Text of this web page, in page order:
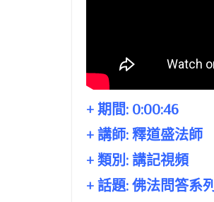
+ 期間: 0:00:46
+ 講師: 釋道盛法師
+ 類別: 講記視頻
+ 話題: 佛法問答系列